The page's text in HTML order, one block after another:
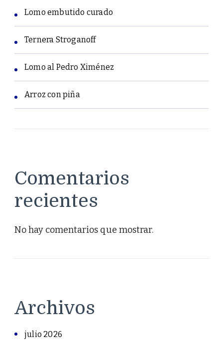
Lomo embutido curado
Ternera Stroganoff
Lomo al Pedro Ximénez
Arroz con piña
Comentarios
recientes
No hay comentarios que mostrar.
Archivos
julio 2026